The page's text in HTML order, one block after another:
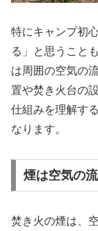
特にキャンプ初
る」と思うこと
は周囲の空気の
置や焚き火台の
仕組みを理解す
なります。
煙は空気の
焚き火の煙は、